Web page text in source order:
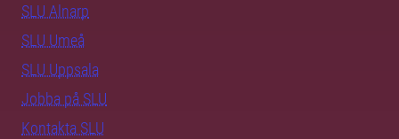
SLU Alnarp
SLU Umeå
SLU Uppsala
Jobba på SLU
Kontakta SLU